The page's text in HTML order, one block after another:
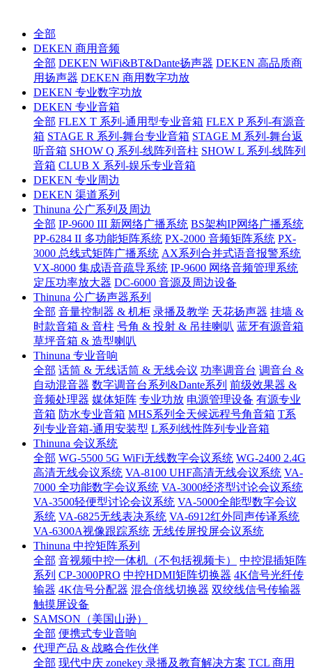
全部
DEKEN 商用音频
全部 DEKEN WiFi&BT&Dante扬声器 DEKEN 高品质商
用扬声器 DEKEN 商用数字功放
DEKEN 专业数字功放
DEKEN 专业音箱
全部 FLEX T 系列-通用型专业音箱 FLEX P 系列-有源音
箱 STAGE R 系列-舞台专业音箱 STAGE M 系列-舞台返
听音箱 SHOW Q 系列-线阵列音柱 SHOW L 系列-线阵列
音箱 CLUB X 系列-娱乐专业音箱
DEKEN 专业周边
DEKEN 渠道系列
Thinuna 公广系列及周边
全部 IP-9600 III 新网络广播系统 BS架构IP网络广播系统
PP-6284 II 多功能矩阵系统 PX-2000 音频矩阵系统 PX-
3000 总线式矩阵广播系统 AX系列合并式语音报警系统
VX-8000 集成语音疏导系统 IP-9600 网络音频管理系统
定压功率放大器 DC-6000 音源及周边设备
Thinuna 公广扬声器系列
全部 音量控制器 & 机柜 录播及教学 天花扬声器 挂墙 &
时款音箱 & 音柱 号角 & 投射 & 吊挂喇叭 蓝牙有源音箱
草坪音箱 & 造型喇叭
Thinuna 专业音响
全部 话筒 & 无线话筒 & 无线会议 功率调音台 调音台 &
自动混音器 数字调音台系列&Dante系列 前级效果器 &
音频处理器 媒体矩阵 专业功放 电源管理设备 有源专业
音箱 防水专业音箱 MHS系列全天候远程号角音箱 T系
列专业音箱-通用安装型 L系列线性阵列专业音箱
Thinuna 会议系统
全部 WG-5500 5G WiFi无线数字会议系统 WG-2400 2.4G
高清无线会议系统 VA-8100 UHF高清无线会议系统 VA-
7000 全功能数字会议系统 VA-3000经济型讨论会议系统
VA-3500轻便型讨论会议系统 VA-5000全能型数字会议
系统 VA-6825无线表决系统 VA-6912红外同声传译系统
VA-6300A视像跟踪系统 无线传屏投屏会议系统
Thinuna 中控矩阵系列
全部 音视频中控一体机（不包括视频卡）
中控混插矩阵
系列 CP-3000PRO 中控HDMI矩阵切换器 4K信号光纤传
输器 4K信号分配器 混合倍线切换器 双绞线信号传输器
触摸屏设备
SAMSON（美国山逊）
全部 便携式专业音响
代理产品 & 战略合作伙伴
全部 现代中庆 zonekey 录播及教育解决方案 TCL 商用